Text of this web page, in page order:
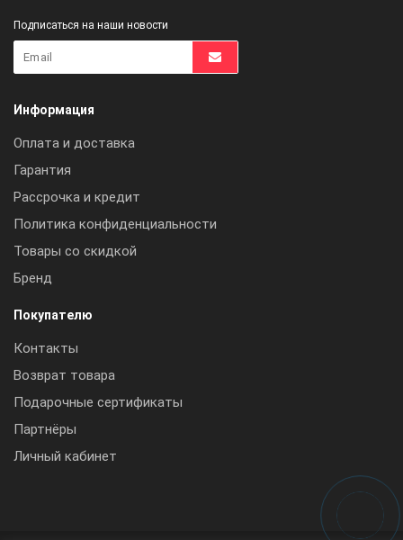
Подписаться на наши новости
Информация
Оплата и доставка
Гарантия
Рассрочка и кредит
Политика конфиденциальности
Товары со скидкой
Бренд
Покупателю
Контакты
Возврат товара
Подарочные сертификаты
Партнёры
Личный кабинет